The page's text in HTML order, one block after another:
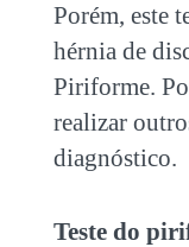
Porém, este
hérnia de
Piriforme.
realizar
diagnóstico.
Teste do